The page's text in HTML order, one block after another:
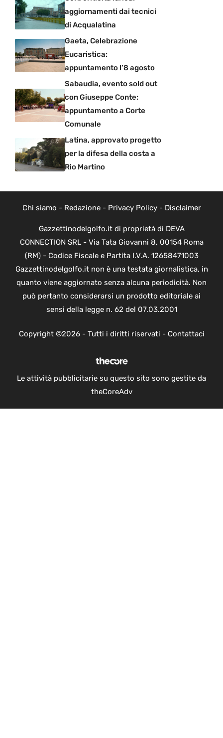
aggiornamenti dai tecnici
di Acqualatina
Gaeta, Celebrazione
Eucaristica:
appuntamento l’8 agosto
Sabaudia, evento sold out
con Giuseppe Conte:
appuntamento a Corte
Comunale
Latina, approvato progetto
per la difesa della costa a
Rio Martino
Chi siamo - Redazione- Privacy Policy- Disclaimer
Gazzettinodelgolfo.it di proprietà di DEVA
CONNECTION SRL - Via Tata Giovanni 8, 00154 Roma
(RM) - Codice Fiscale e Partita I.V.A. 12658471003
Gazzettinodelgolfo.it non è una testata giornalistica, in
quanto viene aggiornato senza alcuna periodicità. Non
può pertanto considerarsi un prodotto editoriale ai
sensi della legge n. 62 del 07.03.2001
Copyright ©2026 - Tutti i diritti riservati - Contattaci
Le attività pubblicitarie su questo sito sono gestite da
theCoreAdv